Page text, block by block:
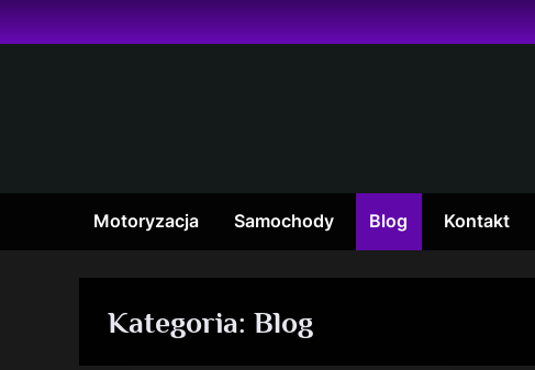
Skip
to
Motoryzacja Samochody Blog Kontakt
Kategoria: Blog